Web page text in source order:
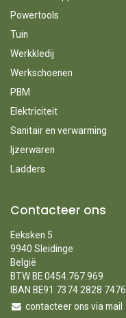
Powertools
Tuin
Werkkledij
Werkschoenen
PBM
Elektriciteit
Sanitair en verwarming
Ijzerwaren
Ladders
Contacteer ons
Eeksken 5
9940 Sleidinge
België
BTW BE 0454.767.969
IBAN BE91 7374 2828 7476
contacteer ons via mail